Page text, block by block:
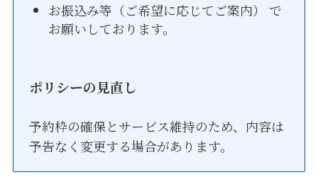
お振込み等（ご希望に応じてご案内） で
お願いしております。
ポリシーの見直し
予約枠の確保とサービス維持のため、内容は
予告なく変更する場合があります。